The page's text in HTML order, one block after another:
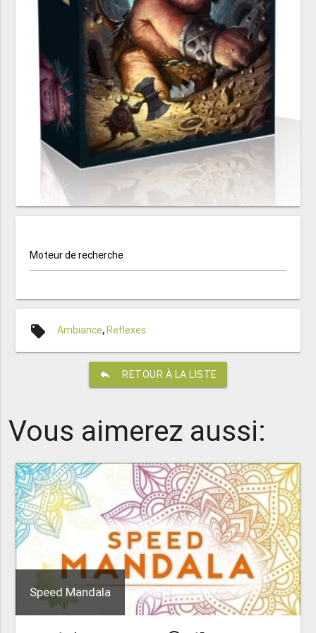
Moteur de recherche
local_offer Ambiance,Reflexes
reply RETOUR À LA LISTE
Vous aimerez aussi:
Speed Mandala